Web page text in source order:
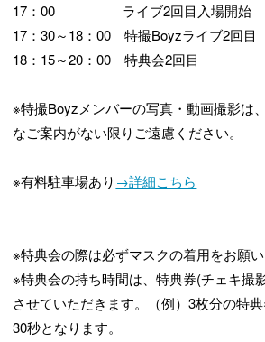
17：00 ライブ2回目入場開始
17：30～18：00 特撮Boyzライブ2回目
18：15～20：00 特典会2回目
※特撮Boyzメンバーの写真・動画撮影は
なご案内がない限りご遠慮ください。
※有料駐車場あり →詳細こちら
※特典会の際は必ずマスクの着用をお願い
※特典会の持ち時間は、特典券(チェキ撮
させていただきます。（例）3枚分の特
30秒となります。